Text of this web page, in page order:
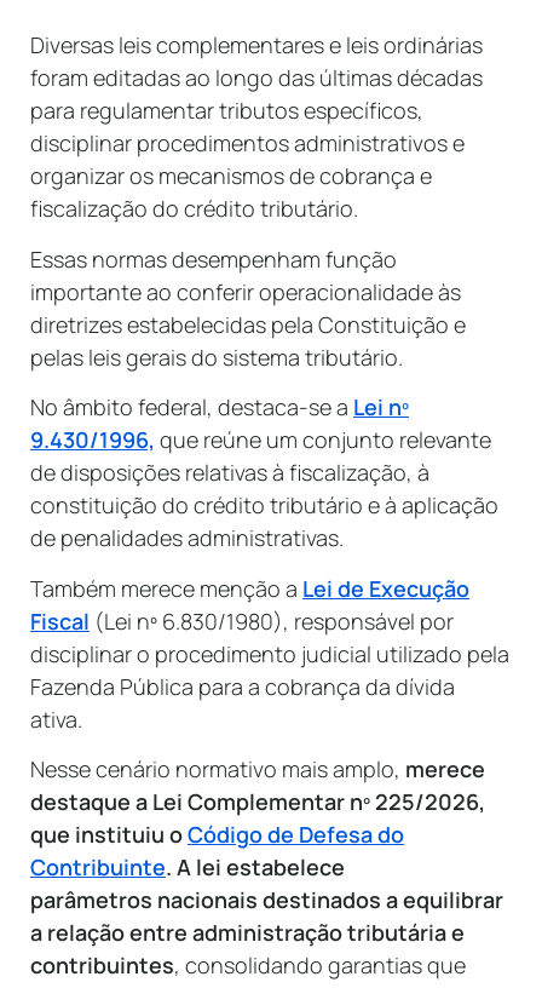
Diversas leis complementares e leis ordinárias
foram editadas ao longo das últimas décadas
para regulamentar tributos específicos,
disciplinar procedimentos administrativos e
organizar os mecanismos de cobrança e
fiscalização do crédito tributário.
Essas normas desempenham função
importante ao conferir operacionalidade às
diretrizes estabelecidas pela Constituição e
pelas leis gerais do sistema tributário.
No âmbito federal, destaca-se a Lei nº
9.430/1996, que reúne um conjunto relevante
de disposições relativas à fiscalização, à
constituição do crédito tributário e à aplicação
de penalidades administrativas.
Também merece menção a Lei de Execução
Fiscal (Lei nº 6.830/1980), responsável por
disciplinar o procedimento judicial utilizado pela
Fazenda Pública para a cobrança da dívida
ativa.
Nesse cenário normativo mais amplo, merece
destaque a Lei Complementar nº 225/2026,
que instituiu oCódigo de Defesa do
Contribuinte. A lei estabelece
parâmetros nacionais destinados a equilibrar
a relação entre administração tributária e
contribuintes, consolidando garantias que